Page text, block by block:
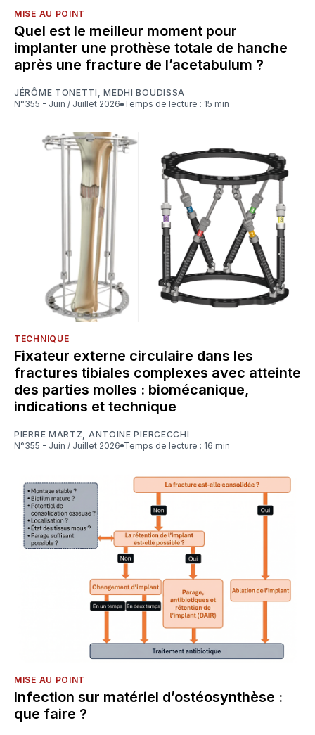
MISE AU POINT
Quel est le meilleur moment pour
implanter une prothèse totale de hanche
après une fracture de l’acetabulum ?
JÉRÔME TONETTI ,MEDHI BOUDISSA
N°355 - Juin / Juillet 2026
Temps de lecture : 15 min
TECHNIQUE
Fixateur externe circulaire dans les
fractures tibiales complexes avec atteinte
des parties molles : biomécanique,
indications et technique
PIERRE MARTZ
ANTOINE PIERCECCHI
N°355 - Juin / Juillet 2026
Temps de lecture : 16 min
MISE AU POINT
Infection sur matériel d’ostéosynthèse :
que faire ?